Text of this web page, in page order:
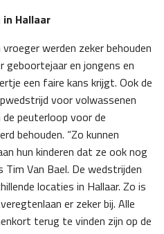
Hallaar
werden zeker behouden
geboortejaar en jongens en
een faire kans krijgt. Ook de
voor volwassenen
peuterloop voor de
behouden. “Zo kunnen
hun kinderen dat ze ook nog
Tim Van Bael. De wedstrijden
locaties in Hallaar. Zo is
er zeker bij. Alle
terug te vinden zijn op de